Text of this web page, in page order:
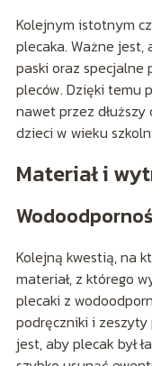
Kolejnym istotnym
plecaka. Ważne jest,
paski oraz specjalne
pleców. Dzięki temu
nawet przez
dzieci w wieku
Materiał i
Kolejną kwestią, na
materiał, z którego
plecaki z
podręczniki i zeszyty
jest, aby plecak był